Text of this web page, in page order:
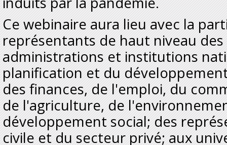
Ce webinaire aura lieu avec la
représentants de haut niveau
administrations et institutions
planification et du
des finances, de l'emploi, du
de l'agriculture, de
développement social; des
civile et du secteur privé; aux